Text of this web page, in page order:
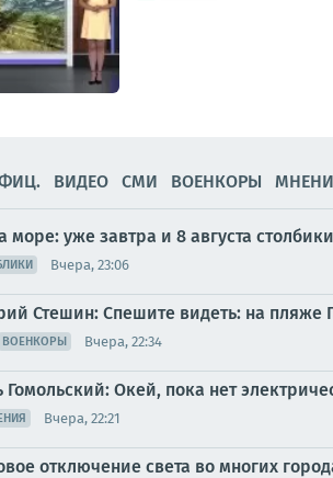
ВИДЕО СМИ ВОЕНКОРЫ
море: уже завтра и 8 августа
Вчера, 23:06
Стешин: Спешите видеть: на пляже
ВОЕНКОРЫ Вчера, 22:34
Гомольский: Окей, пока нет
Вчера, 22:21
отключение света во многих